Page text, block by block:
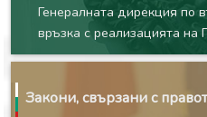
Генералната дирекция по
връзка с реализацията на
нови трикоординатни
София, Република
Закони, свързани с